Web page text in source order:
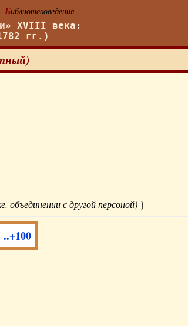
Библиотековедения
XVIII века:
гг.)
с другой персоной) }
..+100